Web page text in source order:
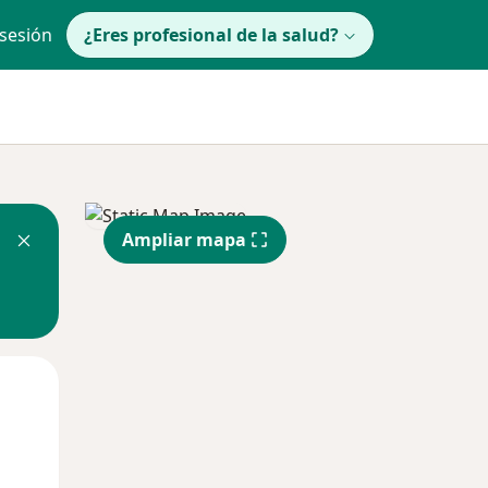
¿Eres profesional de la salud?
Ampliar mapa